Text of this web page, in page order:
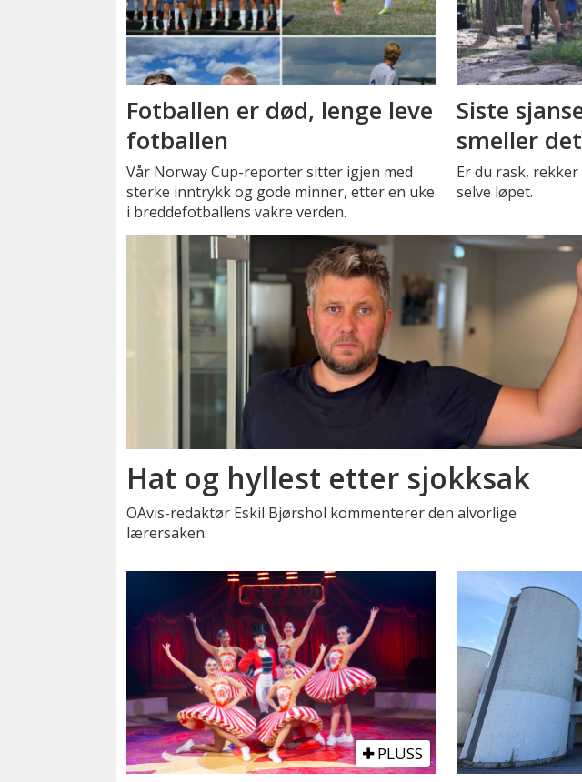
Fotballen er død, lenge leve
fotballen
Vår Norway Cup-reporter sitter igjen med
sterke inntrykk og gode minner, etter en uke
i breddefotballens vakre verden.
Siste
smeller
Er du rask,
selve løpet.
Hat og hyllest etter sjokksak
OAvis-redaktør Eskil Bjørshol kommenterer den alvorlige
lærersaken.
PLUSS